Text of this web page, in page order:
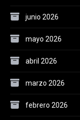
junio 2026
mayo 2026
abril 2026
marzo 2026
febrero 2026